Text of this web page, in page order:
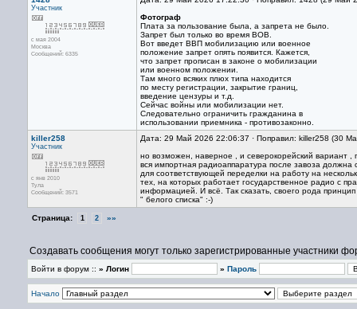
Участник
с мая 2004
Москва
Сообщений: 6335
Фотограф
Плата за пользование была, а запрета не было.
Запрет был только во время ВОВ.
Вот введет ВВП мобилизацию или военное
положение запрет опять появится. Кажется,
что запрет прописан в законе о мобилизации
или военном положении.
Там много всяких плюх типа находится
по месту регистрации, закрытие границ,
введение цензуры и т.д.
Сейчас войны или мобилизации нет.
Следовательно ограничить гражданина в
использовании приемника - противозаконно.
killer258
Участник
с янв 2010
Тула
Сообщений: 3571
Дата: 29 Май 2026 22:06:37 · Поправил: killer258 (30
но возможен, наверное , и северокорейский вариант ,
вся импортная радиоаппаратура после завоза должна
для соответствующей переделки на работу на
тех, на которых работает государственное радио с
информацией. И всё. Так сказать, своего рода принцип
" белого списка" :-)
Страница: 1 2 »»
Создавать сообщения могут только зарегистрированные участники
Войти в форум :: » Логин » Пароль
Начало